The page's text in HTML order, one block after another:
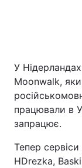
У
Moonwalk,
працювали в
запрацює.
Тепер сервіси
HDrezka,